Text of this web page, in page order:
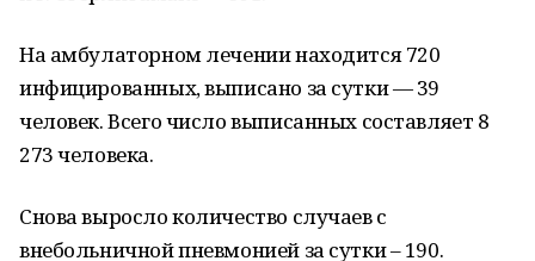
На амбулаторном лечении находится 720
инфицированных, выписано за сутки — 39
человек. Всего число выписанных составляет 8
273 человека.
Снова выросло количество случаев с
внебольничной пневмонией за сутки – 190.